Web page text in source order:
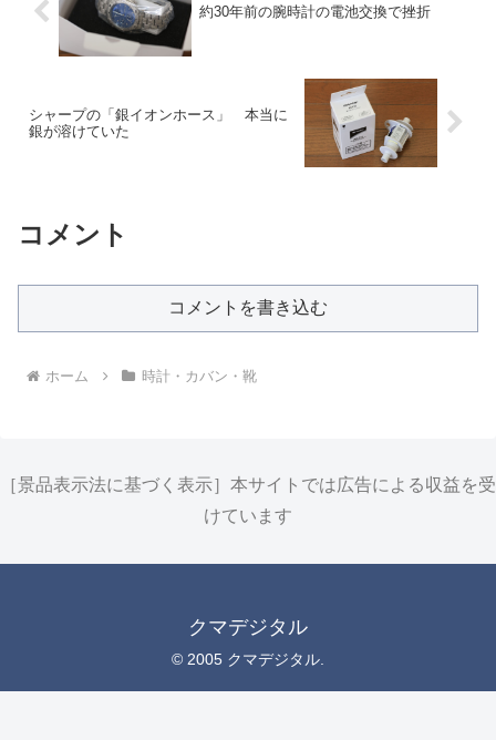
約30年前の腕時計の電池交換で挫折
シャープの「銀イオンホース」 本当に
銀が溶けていた
コメント
コメントを書き込む
ホーム 時計・カバン・靴
［景品表示法に基づく表示］本サイトでは広告による収益を受
けています
クマデジタル
© 2005 クマデジタル.